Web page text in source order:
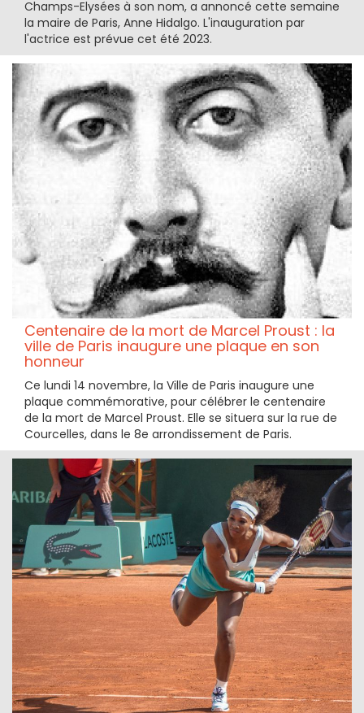
Champs-Elysées à son nom, a annoncé cette semaine
la maire de Paris, Anne Hidalgo. L'inauguration par
l'actrice est prévue cet été 2023.
Centenaire de la mort de Marcel Proust : la
ville de Paris inaugure une plaque en son
honneur
Ce lundi 14 novembre, la Ville de Paris inaugure une
plaque commémorative, pour célébrer le centenaire
de la mort de Marcel Proust. Elle se situera sur la rue de
Courcelles, dans le 8e arrondissement de Paris.